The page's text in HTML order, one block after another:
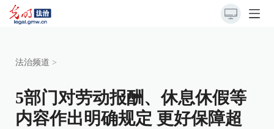
法治频道 >
5部门对劳动报酬、休息休假等
内容作出明确规定 更好保障超